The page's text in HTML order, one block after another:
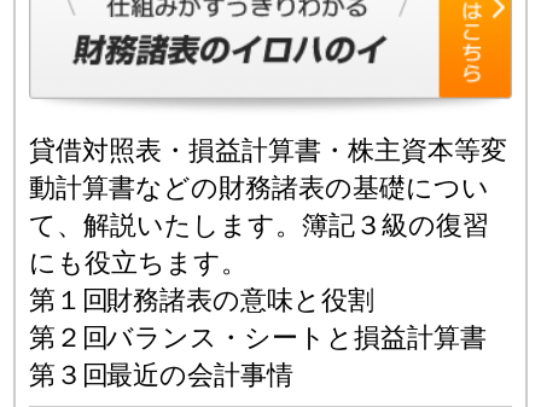
貸借対照表・損益計算書・株主資本等変
動計算書などの財務諸表の基礎につい
て、解説いたします。簿記３級の復習
にも役立ちます。
第１回財務諸表の意味と役割
第２回バランス・シートと損益計算書
第３回最近の会計事情